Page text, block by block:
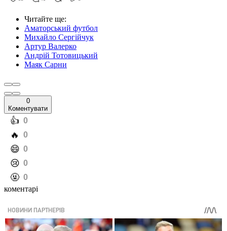
Читайте ще:
Аматорський футбол
Михайло Сергійчук
Артур Валерко
Андрій Тотовицький
Маяк Сарни
0
Коментувати
️👍 0
️🔥 0
️😄 0
️😢 0
️🤬 0
коментарі